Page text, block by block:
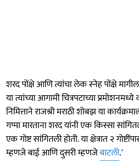
शरद पोंक्षे आणि त्यांचा लेक स्नेह पोंक्षे
या त्यांच्या आगामी चित्रपटाच्या
निमित्ताने राजश्री मराठी शोबझ या
गप्पा मारताना शरद यांनी एक किस्सा
एक गोष्ट सांगितली होती. या क्षेत्रात २
म्हणजे बाई आणि दुसरी म्हणजेबाटली.'